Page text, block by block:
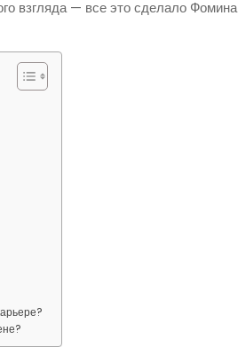
взгляда — все это сделало Фомина